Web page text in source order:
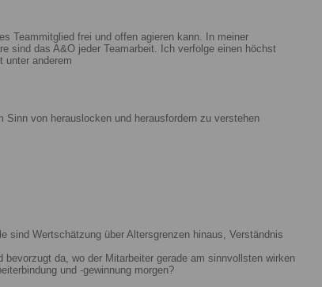
Teammitglied frei und offen agieren kann. In meiner
sind das A&O jeder Teamarbeit. Ich verfolge einen höchst
unter anderem
von herauslocken und herausfordern zu verstehen
sind Wertschätzung über Altersgrenzen hinaus, Verständnis
da, wo der Mitarbeiter gerade am sinnvollsten wirken
und -gewinnung morgen?